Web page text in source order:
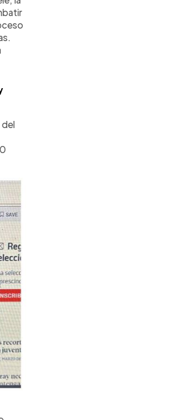
del